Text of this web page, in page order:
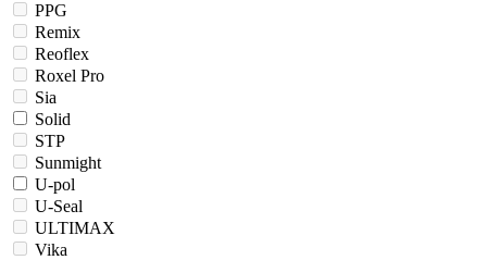
PPG
Remix
Reoflex
Roxel Pro
Sia
Solid
STP
Sunmight
U-pol
U-Seal
ULTIMAX
Vika